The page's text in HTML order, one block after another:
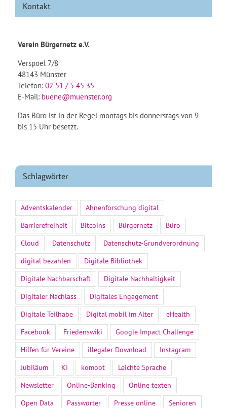
Kontakt
Verein Bürgernetz e.V.
Verspoel 7/8
48143 Münster
Telefon: 02 51 / 5 45 35
E-Mail: buene@muenster.org
Das Büro ist in der Regel montags bis donnerstags von 9
bis 15 Uhr besetzt.
Schlagwörter
Adventskalender
Ahnenforschung digital
Barrierefreiheit
Bitcoins Bürgernetz
Büro
Cloud
Datenschutz
Datenschutz-Grundverordnung
digital bezahlen
Digitale Bibliothek
Digitale Nachbarschaft
Digitale Nachhaltigkeit
Digitaler Nachlass
Digitales Engagement
Digitale Teilhabe
Digital mobil im Alter
eHealth
Facebook
Friedenswiki
Google Impact Challenge
Hilfen für Vereine
illegaler Download
Instagram
Jubiläum
KI komoot
Leichte Sprache
Newsletter
Online-Banking
Online texten
Open Data
Passwörter Presse online
Senioren